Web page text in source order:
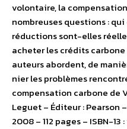
volontaire, la
nombreuses questions :
réductions sont-elles
acheter les crédits
auteurs abordent, de
nier les problèmes
compensation carbone de
Leguet – Éditeur : Pearson
2008 – 112 pages – ISBN-